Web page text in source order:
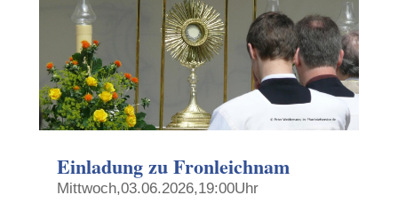
Einladung zu Fronleichnam
Mittwoch,03.06.2026,19:00Uhr